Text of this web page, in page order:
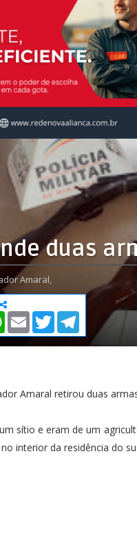
duas
Amaral,
W
h
a
t
p
E
m
a
i
T
i
t
l
e
m
Amaral retirou duas
sítio e eram de um
interior da residência do